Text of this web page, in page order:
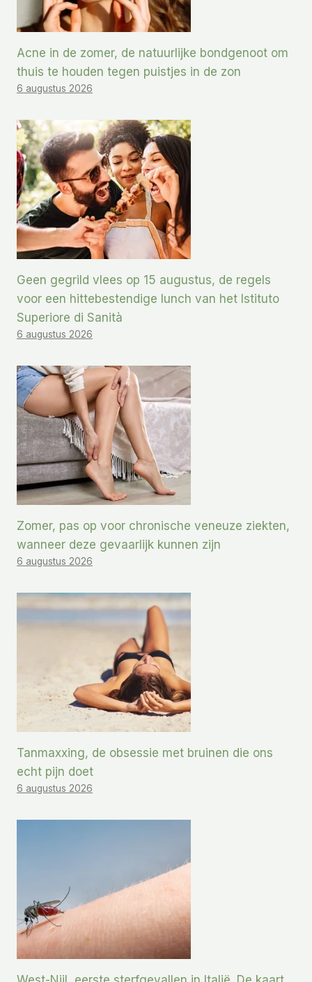
Acne in de zomer, de natuurlijke bondgenoot om
thuis te houden tegen puistjes in de zon
6 augustus 2026
Geen gegrild vlees op 15 augustus, de regels
voor een hittebestendige lunch van het Istituto
Superiore di Sanità
6 augustus 2026
Zomer, pas op voor chronische veneuze ziekten,
wanneer deze gevaarlijk kunnen zijn
6 augustus 2026
Tanmaxxing, de obsessie met bruinen die ons
echt pijn doet
6 augustus 2026